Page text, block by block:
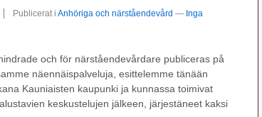
Publicerat i Anhöriga och närståendevård — Inga
och för närståendevårdare publiceras på
näennäispalveluja, esittelemme tänään
Kauniaisten kaupunki ja kunnassa toimivat
keskustelujen jälkeen, järjestäneet kaksi